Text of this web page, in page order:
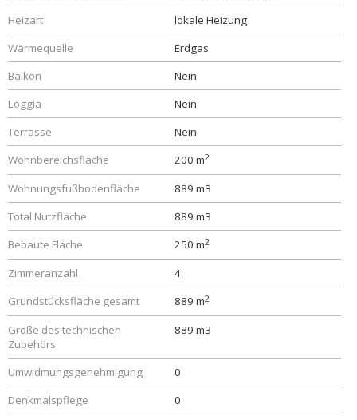
Heizart
lokale Heizung
Wärmequelle
Erdgas
Balkon
Nein
Loggia
Nein
Terrasse
Nein
Wohnbereichsfläche
200 m2
Wohnungsfußbodenfläche
889 m3
Total Nutzfläche
889 m3
Bebaute Fläche
250 m2
Zimmeranzahl
4
Grundstücksfläche gesamt
889 m2
Größe des technischen
Zubehörs
889 m3
Umwidmungsgenehmigung
0
Denkmalspflege
0